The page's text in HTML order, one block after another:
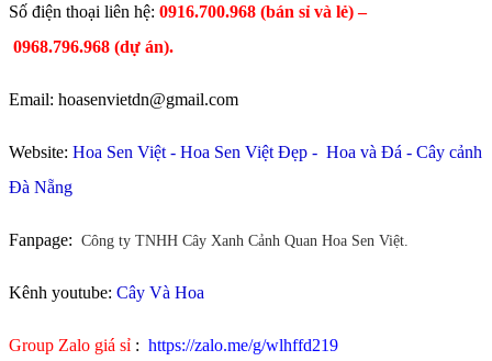
​Số điện thoại liên hệ: 0916.700.968 (bán sỉ và lẻ) –
0968.796.968 (dự án).
Email: hoasenvietdn@gmail.com
Website: Hoa Sen Việt - Hoa Sen Việt Đẹp - Hoa và Đá - Cây cảnh
Đà Nẵng
Fanpage: Công ty TNHH Cây Xanh Cảnh Quan Hoa Sen Việt.
Kênh youtube: Cây Và Hoa
Group Zalo giá sỉ : https://zalo.me/g/wlhffd219